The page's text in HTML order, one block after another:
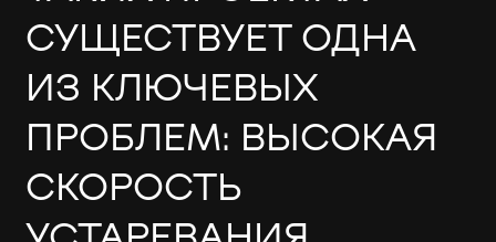
СУЩЕСТВУЕТ ОДНА
ИЗ КЛЮЧЕВЫХ
ПРОБЛЕМ: ВЫСОКАЯ
СКОРОСТЬ